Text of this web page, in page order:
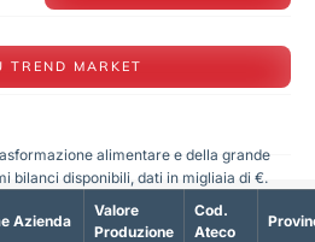
TREND MARKET
Azienda
Valore
Produzione
Cod.
Ateco
alimentare e della grande
bilanci disponibili, dati in migliaia di €.